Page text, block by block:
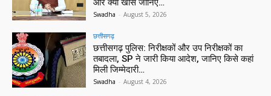
और क्या खास जानिए…
Swadha - August 5, 2026
छत्तीसगढ़
छत्तीसगढ़ पुलिस: निरीक्षकों और उप निरीक्षकों का
तबादला, SP ने जारी किया आदेश, जानिए किसे कहां
मिली जिम्मेदारी…
Swadha - August 4, 2026